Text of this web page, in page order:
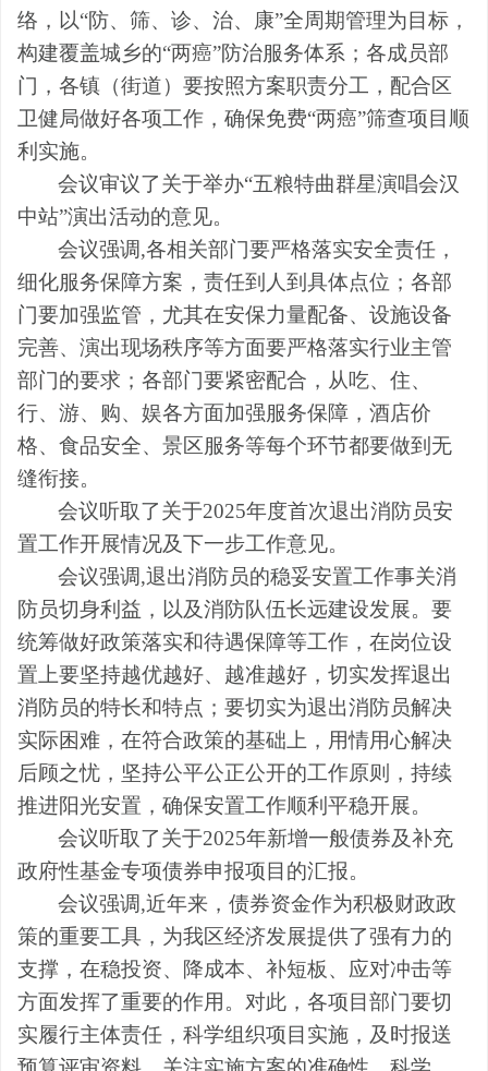
络，以“防、筛、诊、治、康”全周期管理为目标，
构建覆盖城乡的“两癌”防治服务体系；各成员部
门，各镇（街道）要按照方案职责分工，配合区
卫健局做好各项工作，确保免费“两癌”筛查项目顺
利实施。
会议审议了关于举办“五粮特曲群星演唱会汉
中站”演出活动的意见。
会议强调,各相关部门要严格落实安全责任，
细化服务保障方案，责任到人到具体点位；各部
门要加强监管，尤其在安保力量配备、设施设备
完善、演出现场秩序等方面要严格落实行业主管
部门的要求；各部门要紧密配合，从吃、住、
行、游、购、娱各方面加强服务保障，酒店价
格、食品安全、景区服务等每个环节都要做到无
缝衔接。
会议听取了关于2025年度首次退出消防员安
置工作开展情况及下一步工作意见。
会议强调,退出消防员的稳妥安置工作事关消
防员切身利益，以及消防队伍长远建设发展。要
统筹做好政策落实和待遇保障等工作，在岗位设
置上要坚持越优越好、越准越好，切实发挥退出
消防员的特长和特点；要切实为退出消防员解决
实际困难，在符合政策的基础上，用情用心解决
后顾之忧，坚持公平公正公开的工作原则，持续
推进阳光安置，确保安置工作顺利平稳开展。
会议听取了关于2025年新增一般债券及补充
政府性基金专项债券申报项目的汇报。
会议强调,近年来，债券资金作为积极财政政
策的重要工具，为我区经济发展提供了强有力的
支撑，在稳投资、降成本、补短板、应对冲击等
方面发挥了重要的作用。对此，各项目部门要切
实履行主体责任，科学组织项目实施，及时报送